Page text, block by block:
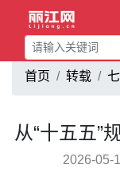
首页 转载
从“十五五”
2026-05-